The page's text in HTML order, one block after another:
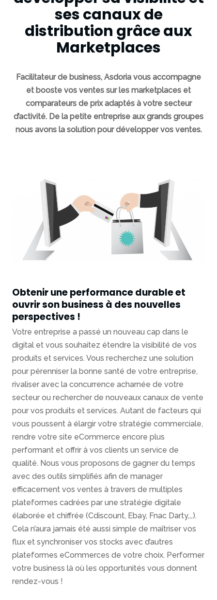
ses canaux de
distribution grâce aux
Marketplaces
Facilitateur de business, Asdoria vous accompagne
et booste vos ventes sur les marketplaces et
comparateurs de prixadaptés à votre secteur
d’activité. De la petite entreprise aux grands groupes
nous avons la solution pour développer vos ventes.
Obtenir une performance durable et
ouvrir son business à des nouvelles
perspectives !
Votre entreprise a passé un nouveau cap dans le
digital et vous souhaitez étendre la visibilité de vos
produits et services. Vous recherchez une solution
pour pérenniser la bonne santé de votre entreprise,
rivaliser avec la concurrence acharnée de votre
secteur ou rechercher de nouveaux canaux de vente
pour vos produits et services. Autant de facteurs qui
vous poussent à élargir votre stratégie commerciale,
rendre votre site eCommerce encore plus
performant et offrir à vos clients un service de
qualité. Nous vous proposons de gagner du temps
avec des outils simplifiés afin de manager
efficacement vos ventes à travers de multiples
plateformes cadrées par une stratégie digitale
élaborée et chiffrée (Cdiscount, Ebay, Fnac Darty,…).
Cela n’aura jamais été aussi simple de maîtriser vos
flux et synchroniser vos stocks avec d’autres
plateformes eCommerces de votre choix. Performer
votre business là où les opportunités vous donnent
rendez-vous !
naturel SEO
Identité
visuelle et
charte
stratégie
digitale
Expérience
Ingénierie
web,
eCommerce,
lab
Data
marketing
Web
Digitalisation
d’entreprise
Actualités
Contact
Qui
sommes
nous